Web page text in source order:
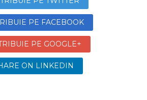
PE FACEBOOK
PE GOOGLE+
ON LINKEDIN